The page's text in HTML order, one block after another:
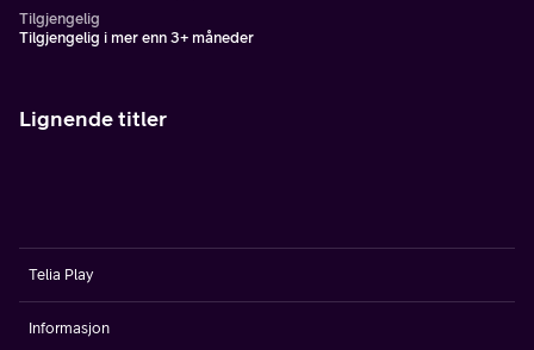
Tilgjengelig
Tilgjengelig i mer enn 3+ måneder
Lignende titler
Telia Play
Informasjon